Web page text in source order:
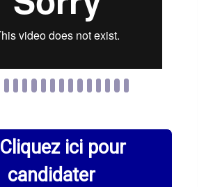
Cliquez ici pour
candidater